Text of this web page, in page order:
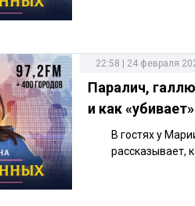
22:58 | 24 февраля
Паралич,
и как
В гостях у
рассказывает,